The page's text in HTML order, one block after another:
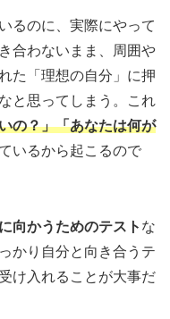
るのに、実際にやって
合わないまま、周囲や
た「理想の自分」に押
と思ってしまう。これ
の？」「あなたは何が
いるから起こるので
向かうためのテスト な
かり自分と向き合うテ
け入れることが大事だ